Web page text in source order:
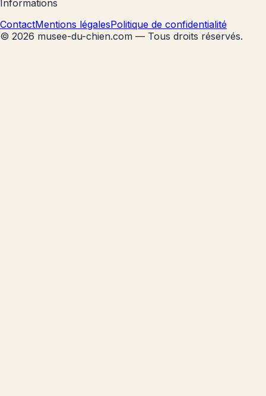
Informations
ContactMentions légalesPolitique de confidentialité
© 2026 musee-du-chien.com — Tous droits réservés.